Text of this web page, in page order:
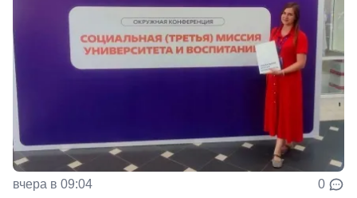
вчера в 09:04 0